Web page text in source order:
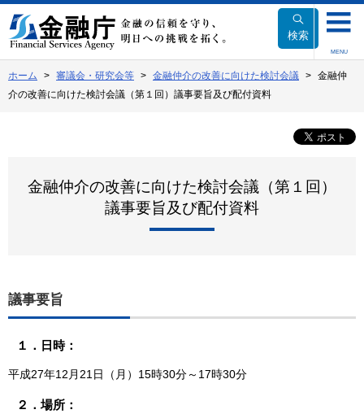
文
へ
動
検索
MENU
ホーム 審議会・研究会等 金融仲介の改善に向けた検討会議
金融仲
介の改善に向けた検討会議（第１回）議事要旨及び配付資料
金融仲介の改善に向けた検討会議（第１回）
議事要旨及び配付資料
議事要旨
１．日時：
平成27年12月21日（月）15時30分～17時30分
２．場所：